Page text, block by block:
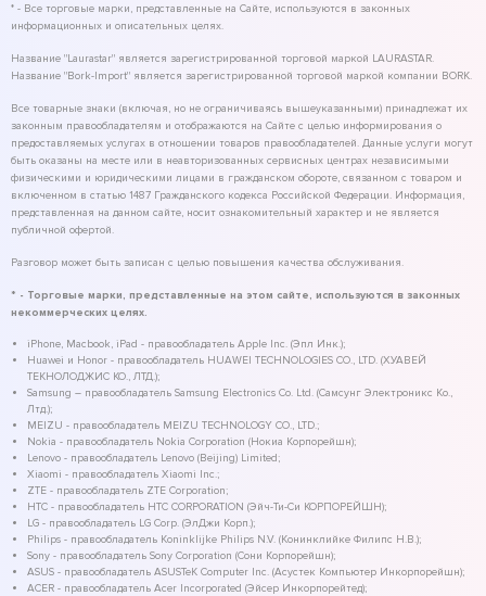
* - Все торговые марки, представленные на Сайте, используются в законных
информационных и описательных целях.
Название "Laurastar" является зарегистрированной торговой маркой LAURASTAR.
Название "Bork-Import" является зарегистрированной торговой маркой компании BORK.
Все товарные знаки (включая, но не ограничиваясь вышеуказанными) принадлежат их
законным правообладателям и отображаются на Сайте с целью информирования о
предоставляемых услугах в отношении товаров правообладателей. Данные услуги могут
быть оказаны на месте или в неавторизованных сервисных центрах независимыми
физическими и юридическими лицами в гражданском обороте, связанном с товаром и
включенном в статью 1487 Гражданского кодекса Российской Федерации. Информация,
представленная на данном сайте, носит ознакомительный характер и не является
публичной офертой.
Разговор может быть записан с целью повышения качества обслуживания.
* - Торговые марки, представленные на этом сайте, используются в законных
некоммерческих целях.
iPhone, Macbook, iPad - правообладатель Apple Inc. (Эпл Инк.);
Huawei и Honor - правообладатель HUAWEI TECHNOLOGIES CO., LTD. (ХУАВЕЙ
ТЕКНОЛОДЖИС КО., ЛТД.);
Samsung – правообладатель Samsung Electronics Co. Ltd. (Самсунг Электроникс Ко.,
Лтд.);
MEIZU - правообладатель MEIZU TECHNOLOGY CO., LTD.;
Nokia - правообладатель Nokia Corporation (Нокиа Корпорейшн);
Lenovo - правообладатель Lenovo (Beijing) Limited;
Xiaomi - правообладатель Xiaomi Inc.;
ZTE - правообладатель ZTE Corporation;
HTC - правообладатель HTC CORPORATION (Эйч-Ти-Си КОРПОРЕЙШН);
LG - правообладатель LG Corp. (ЭлДжи Корп.);
Philips - правообладатель Koninklijke Philips N.V. (Конинклийке Филипс Н.В.);
Sony - правообладатель Sony Corporation (Сони Корпорейшн);
ASUS - правообладатель ASUSTeK Computer Inc. (Асустек Компьютер Инкорпорейшн);
ACER - правообладатель Acer Incorporated (Эйсер Инкорпорейтед);